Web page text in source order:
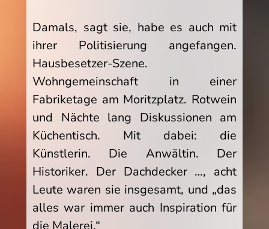
Damals, sagt sie, habe es auch mit
ihrer Politisierung angefangen.
Hausbesetzer-Szene.
Wohngemeinschaft in einer
Fabriketage am Moritzplatz. Rotwein
und Nächte lang Diskussionen am
Küchentisch. Mit dabei: die
Künstlerin. Die Anwältin. Der
Historiker. Der Dachdecker …, acht
Leute waren sie insgesamt, und „das
alles war immer auch Inspiration für
die Malerei.“